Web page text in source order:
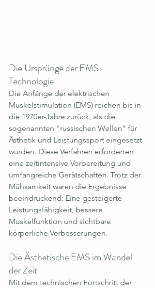
Die Ursprünge der EMS-
Technologie
Die Anfänge der elektrischen
Muskelstimulation (EMS) reichen bis in
die 1970er-Jahre zurück, als die
sogenannten "russischen Wellen" für
Ästhetik und Leistungssport eingesetzt
wurden. Diese Verfahren erforderten
eine zeitintensive Vorbereitung und
umfangreiche Gerätschaften. Trotz der
Mühsamkeit waren die Ergebnisse
beeindruckend: Eine gesteigerte
Leistungsfähigkeit, bessere
Muskelfunktion und sichtbare
körperliche Verbesserungen.
Die Ästhetische EMS im Wandel
der Zeit
Mit dem technischen Fortschritt der